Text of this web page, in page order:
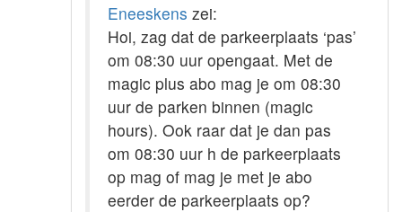
Eneeskens zei:
Hoi, zag dat de parkeerplaats ‘pas’
om 08:30 uur opengaat. Met de
magic plus abo mag je om 08:30
uur de parken binnen (magic
hours). Ook raar dat je dan pas
om 08:30 uur h de parkeerplaats
op mag of mag je met je abo
eerder de parkeerplaats op?